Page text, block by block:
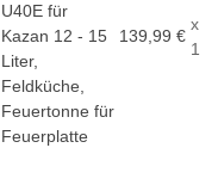
U40E für
Kazan 12 - 15
Liter,
Feldküche,
Feuertonne für
Feuerplatte
139,99 €
x
1